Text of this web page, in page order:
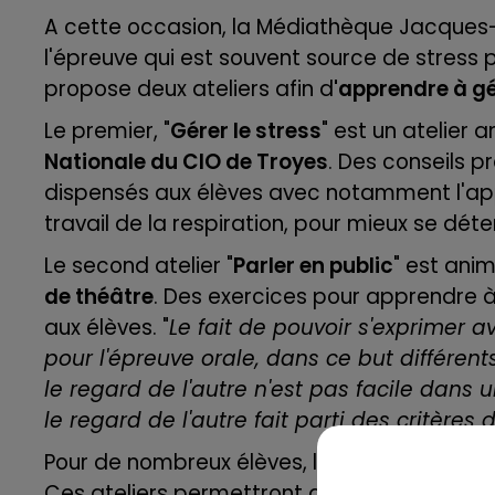
7h00 - 11h00
BEST OF
A cette occasion, la Médiathèque
l'épreuve qui est souvent source de stress
propose deux ateliers afin d'apprendre à
Le premier, "Gérer le stress" est un atelier
Nationale du CIO de Troyes. Des conseils
dispensés aux élèves avec notamment
travail de la respiration, pour mieux se
Le second atelier "Parler en public" est
de théâtre. Des exercices pour apprendre
aux élèves. "Le fait de pouvoir s'exprimer
pour l'épreuve orale, dans ce but
le regard de l'autre n'est pas facile dans
le regard de l'autre fait parti des critères
Pour de nombreux élèves, les épreuves
11h00 - 16h00
Le week-end Champagne